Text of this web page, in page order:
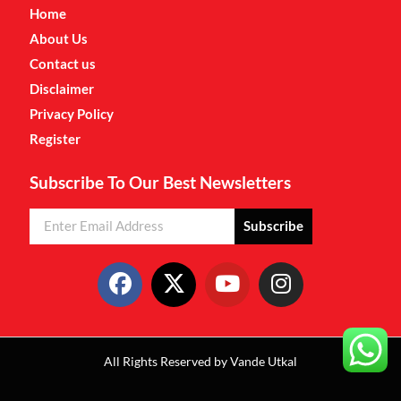
Home
About Us
Contact us
Disclaimer
Privacy Policy
Register
Subscribe To Our Best Newsletters
Subscribe
All Rights Reserved by Vande Utkal